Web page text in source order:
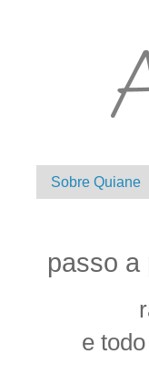
Sobre Quiane
passo a
e